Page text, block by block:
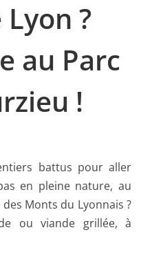
?
au Parc
!
battus pour aller
en pleine nature, au
Monts du Lyonnais ?
ou viande grillée, à